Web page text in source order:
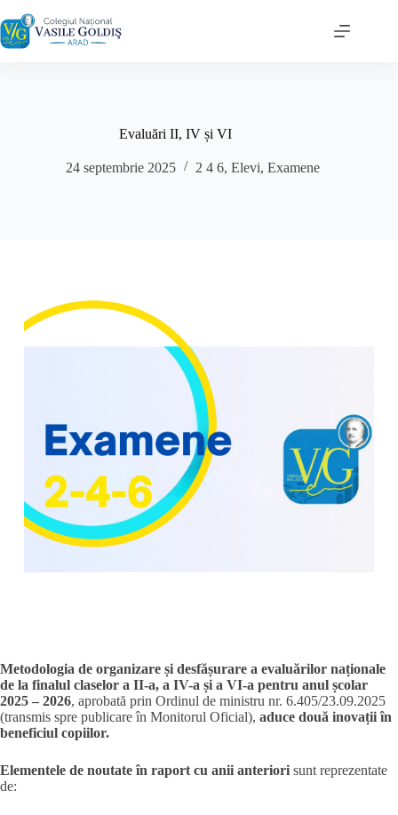
la
conținut
Evaluări II, IV și VI
24 septembrie 2025 2 4 6,Elevi,Examene
Metodologia de organizare și desfășurare a evaluărilor naționale
de la finalul claselor a II-a, a IV-a și a VI-a pentru anul școlar
2025 – 2026, aprobată prin Ordinul de ministru nr. 6.405/23.09.2025
(transmis spre publicare în Monitorul Oficial), aduce două inovații în
beneficiul copiilor.
Elementele de noutate în raport cu anii anteriori sunt reprezentate
de: